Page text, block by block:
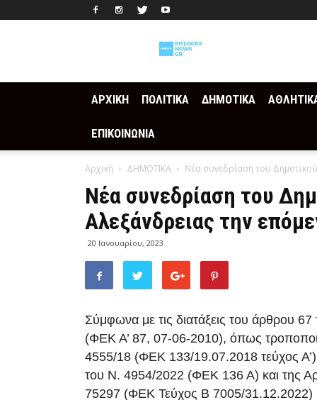
ΑΡΧΙΚΗ ΠΟΛΙΤΙΚΑ ΔΗΜΟΤΙΚΑ
ΕΠΙΚΟΙΝΩΝΙΑ
Αρχική ΔΗΜΟΤΙΚΑ Νέα συνεδρίαση του
Νέα συνεδρίαση του
Αλεξάνδρειας την
20 Ιανουαρίου, 2023
Σύμφωνα με τις διατάξεις του άρθρου
(ΦΕΚ Α’ 87, 07-06-2010), όπως
4555/18 (ΦΕΚ 133/19.07.2018 τεύχος
του Ν. 4954/2022 (ΦΕΚ 136 Α) και της
75297 (ΦΕΚ Τεύχος Β 7005/